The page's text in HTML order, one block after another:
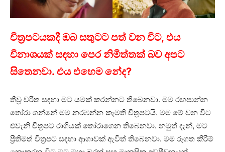
චිත්‍රපටයකදී ඔබ සතුටට පත් වන විට, එය
විනාශයක් සඳහා පෙර නිමිත්තක් බව අපට
සිතෙනවා. එය එහෙම නේද?
තීව්‍ර චරිත සඳහා මට යමක් කරන්නට තිබෙනවා. මම රඟපාන්න
තෝරා ගන්නේ මම නරඹන්න කැමති චිත්‍රපටයි. මම මේ වන විට
එවැනි චිත්‍රපට රාශියක් තෝරාගෙන තිබෙනවා. නමුත් දැන්, මට
ප්‍රීතිමත් චිත්‍රපට සඳහා ආශාවක් ඇවිත් තිබෙනවා. මම රූගත කිරීම්